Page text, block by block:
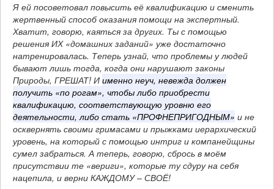
Я ей посоветовал повысить её квалификацию и сменить
жертвенный способ оказания помощи на экспертный.
Хватит, говорю, каяться за других. Ты с помощью
решения ИХ «домашних заданий» уже достаточно
натренировалась. Теперь узнай, что проблемы у людей
бывают лишь тогда, когда они нарушают законы
Природы, ГРЕШАТ! И именно неуч, невежда должен
получить «по рогам», чтобы либо приобрести
квалификацию, соответствующую уровню его
деятельности, либо стать «ПРОФНЕПРИГОДНЫМ» и не
осквернять своими гримасами и прыжками иерархический
уровень, на который с помощью интриг и компанейщины
сумел забраться. А теперь, говорю, сбрось в моём
присутствии те «вериги», которые ту сдуру на себя
нацепила, и верни КАЖДОМУ – СВОЁ!